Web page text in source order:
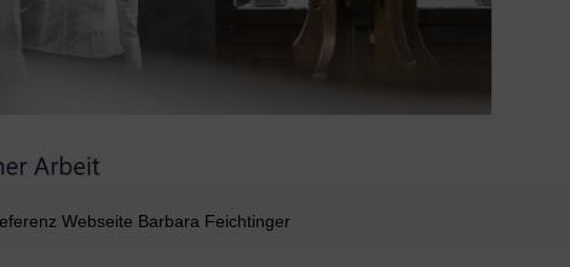
Webseite Barbara Feichtinger